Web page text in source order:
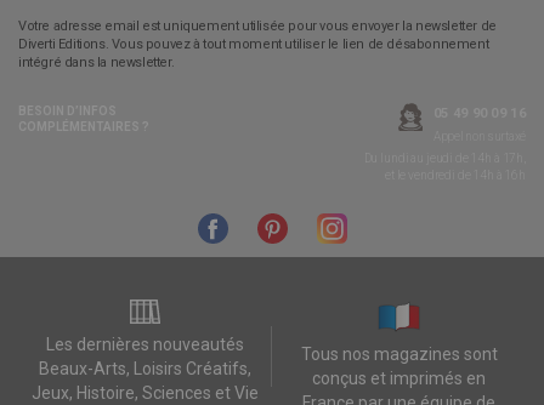
Votre adresse email est uniquement utilisée pour vous envoyer la newsletter de
Diverti Editions. Vous pouvez à tout moment utiliser le lien de désabonnement
intégré dans la newsletter.
Les dernières nouveautés
Beaux-Arts, Loisirs Créatifs,
Jeux, Histoire, Sciences et Vie
Tous nos magazines sont
conçus et imprimés en